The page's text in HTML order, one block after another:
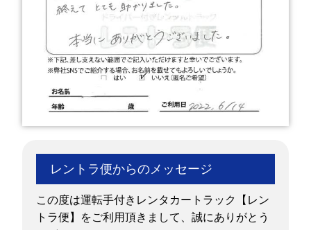
レントラ便からのメッセージ
この度は運転手付きレンタカートラック【レン
トラ便】をご利用頂きまして、誠にありがとう